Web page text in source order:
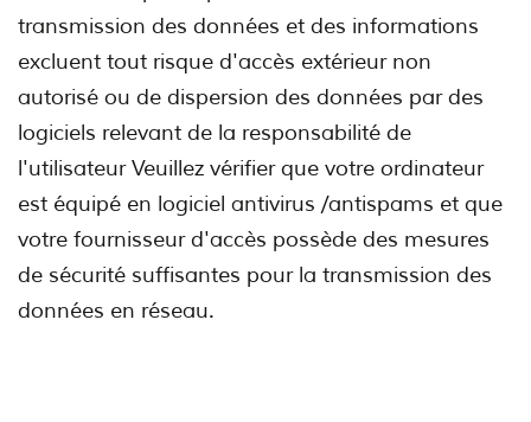
transmission des données et des informations
excluent tout risque d'accès extérieur non
autorisé ou de dispersion des données par des
logiciels relevant de la responsabilité de
l'utilisateur Veuillez vérifier que votre ordinateur
est équipé en logiciel antivirus /antispams et que
votre fournisseur d'accès possède des mesures
de sécurité suffisantes pour la transmission des
données en réseau.